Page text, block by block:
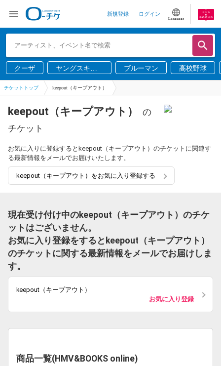
新規登録 ログイン
Language
クーザ
ヤングスキニ
ー
ブルーマン 高校野球
チケットトップ keepout（キープアウト）
keepout（キープアウト）
の
チケット
お気に入りに登録するとkeepout（キープアウト）のチケットに関連す
る最新情報をメールでお届けいたします。
keepout（キープアウト）をお気に入り登録する
現在受け付け中のkeepout（キープアウト）のチケ
ットはございません。
お気に入り登録をするとkeepout（キープアウト）
のチケットに関する最新情報をメールでお届けしま
す。
keepout（キープアウト）
お気に入り登録
商品一覧(HMV&BOOKS online)